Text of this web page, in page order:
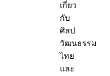
เกี่ยว
กับ
ศิลป
วัฒนธรรม
ไทย
และ